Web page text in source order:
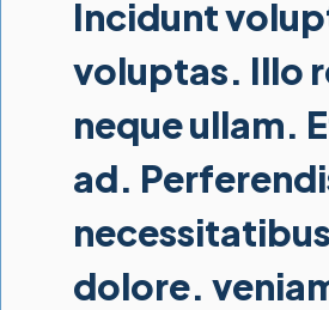
Incidunt
voluptas. Illo
neque ullam.
ad.
dolore.